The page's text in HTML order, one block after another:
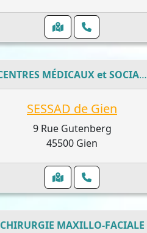
CENTRES MÉDICAUX et SOCIAUX
SESSAD de Gien
9 Rue Gutenberg
45500 Gien
CHIRURGIE MAXILLO-FACIALE